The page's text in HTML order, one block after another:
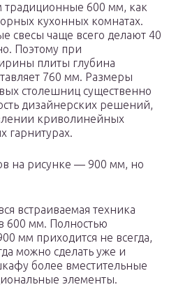
традиционные 600 мм, как
кухонных комнатах.
свесы чаще всего делают 40
Поэтому при
плиты глубина
760 мм. Размеры
столешниц существенно
дизайнерских решений,
криволинейных
гарнитурах.
на рисунке — 900 мм, но
встраиваемая техника
600 мм. Полностью
мм приходится не всегда,
можно сделать уже и
более вместительные
элементы.